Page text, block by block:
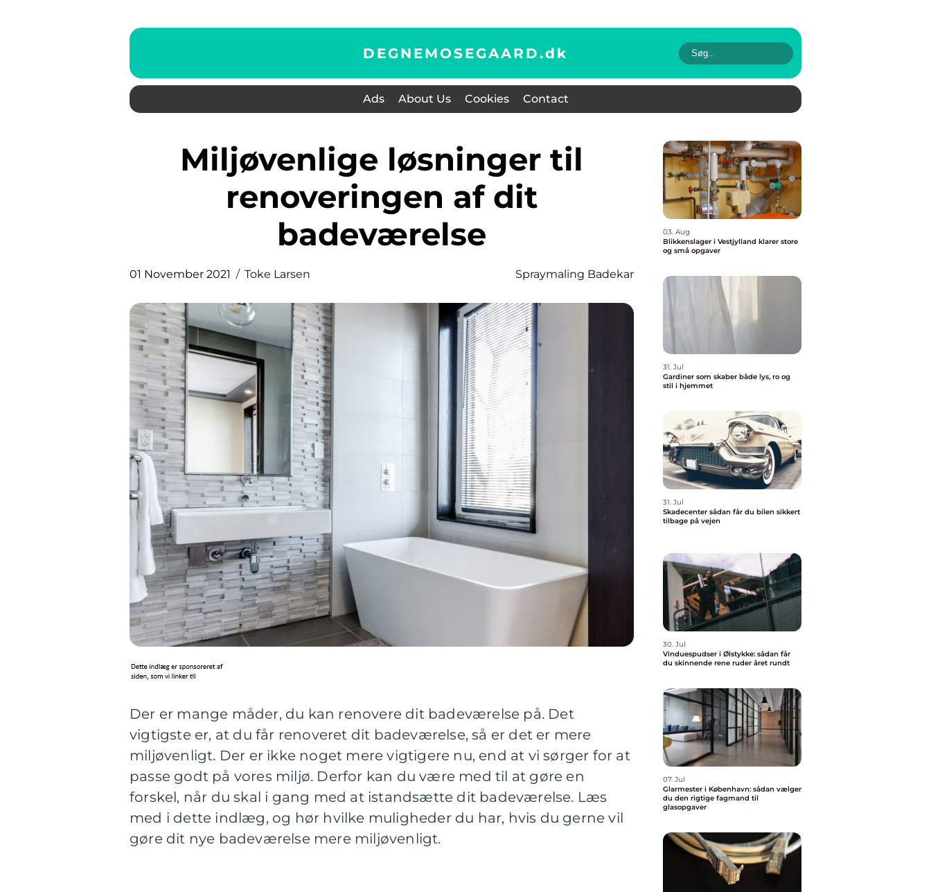
DEGNEMOSEGAARD.dk
Ads About Us Cookies Contact
Miljøvenlige løsninger til
renoveringen af dit
badeværelse
01 November 2021 Toke Larsen Spraymaling Badekar
Der er mange måder, du kan renovere dit badeværelse på. Det
vigtigste er, at du får renoveret dit badeværelse, så er det er mere
miljøvenligt. Der er ikke noget mere vigtigere nu, end at vi sørger for at
passe godt på vores miljø. Derfor kan du være med til at gøre en
forskel, når du skal i gang med at istandsætte dit badeværelse. Læs
med i dette indlæg, og hør hvilke muligheder du har, hvis du gerne vil
gøre dit nye badeværelse mere miljøvenligt.
03. Aug
Blikkenslager i Vestjylland klarer store
og små opgaver
31. Jul
Gardiner som skaber både lys, ro og
stil i hjemmet
31. Jul
Skadecenter sådan får du bilen sikkert
tilbage på vejen
30. Jul
Vinduespudser i Ølstykke: sådan får
du skinnende rene ruder året rundt
07. Jul
Glarmester i København: sådan vælger
du den rigtige fagmand til
glasopgaver